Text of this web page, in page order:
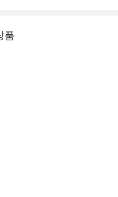
을 가르치고 있으며, 헌법
고의 명강의로 평가받았다.
120쇄, 45만 부를 돌파했으
는 《라틴
》, 《한동일의 공부법 수
삶을 위한 수업’ 시리즈 네
유럽사》, 《카르페 이탈리
르페 라틴어 종합편》, 《한
르페 라틴어 한국어 사전》
용어 사전》, 《교부들의 성
선으로 읽는다. 또한 역사
새길 수 있다. 우리가 살펴
중요한 까닭은 우리 법이
유럽법에 두고 있고, 유럽
기 때문이다. 따라서 이 책
신 속에서 유래하게 되었
이다. 특히 국내 법학 연구
공백으로 남아 있었는데,
줄 것이다. 법이 역사의 중
은 법에서 출발하는 것을 선
품